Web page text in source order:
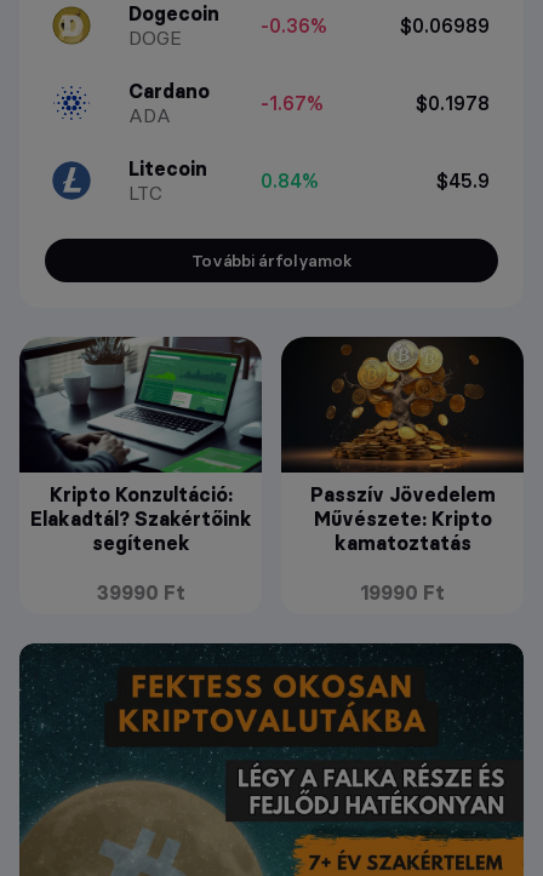
Dogecoin
DOGE
-0.36% $0.06989
Cardano
ADA
-1.67% $0.1978
Litecoin
LTC
0.84% $45.9
További árfolyamok
Kripto Konzultáció:
Elakadtál? Szakértőink
segítenek
39990 Ft
Passzív Jövedelem
Művészete: Kripto
kamatoztatás
19990 Ft